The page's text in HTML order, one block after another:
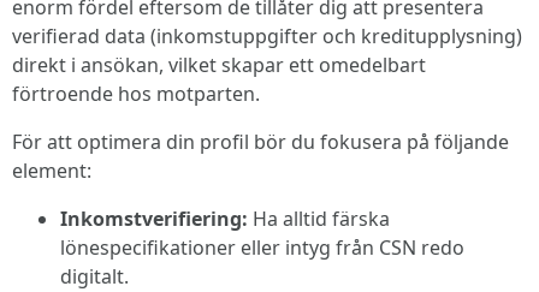
enorm fördel eftersom de tillåter dig att presentera
verifierad data (inkomstuppgifter och kreditupplysning)
direkt i ansökan, vilket skapar ett omedelbart
förtroende hos motparten.
För att optimera din profil bör du fokusera på följande
element:
Inkomstverifiering: Ha alltid färska
lönespecifikationer eller intyg från CSN redo
digitalt.